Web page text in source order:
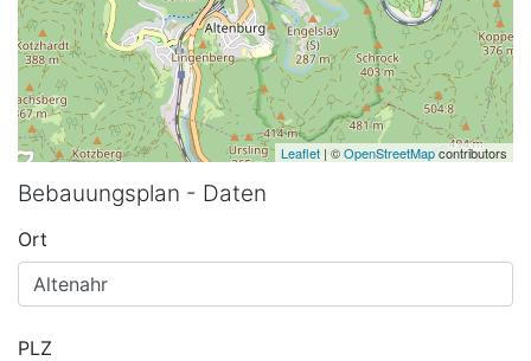
Leaflet | ©OpenStreetMapcontributors
Bebauungsplan - Daten
Ort
PLZ